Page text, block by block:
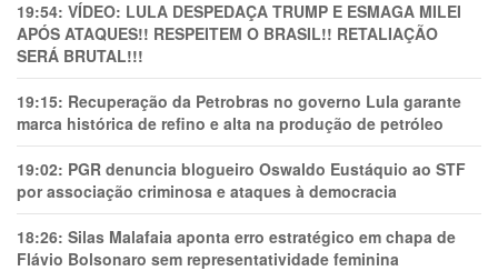
19:54: VÍDEO: LULA DESPEDAÇA TRUMP E ESMAGA MILEI
APÓS ATAQUES!! RESPEITEM O BRASIL!! RETALIAÇÃO
SERÁ BRUTAL!!!
19:15: Recuperação da Petrobras no governo Lula garante
marca histórica de refino e alta na produção de petróleo
19:02: PGR denuncia blogueiro Oswaldo Eustáquio ao STF
por associação criminosa e ataques à democracia
18:26: Silas Malafaia aponta erro estratégico em chapa de
Flávio Bolsonaro sem representatividade feminina